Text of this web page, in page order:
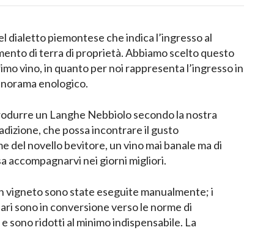
dialetto piemontese che indica l’ingresso al
di terra di proprietà. Abbiamo scelto questo
vino, in quanto per noi rappresenta l’ingresso in
enologico.
un Langhe Nebbiolo secondo la nostra
che possa incontrare il gusto
del novello bevitore, un vino mai banale ma di
accompagnarvi nei giorni migliori.
vigneto sono state eseguite manualmente; i
sono in conversione verso le norme di
sono ridotti al minimo indispensabile. La